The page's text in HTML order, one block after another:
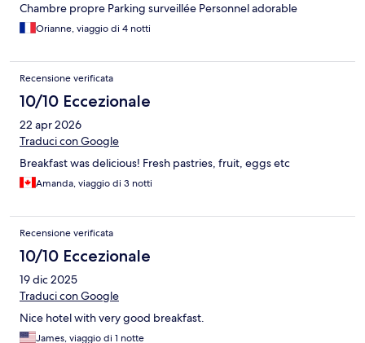
Chambre propre Parking surveillée Personnel adorable
Orianne, viaggio di 4 notti
Recensione verificata
10/10 Eccezionale
22 apr 2026
Traduci con Google
Breakfast was delicious! Fresh pastries, fruit, eggs etc
Amanda, viaggio di 3 notti
Recensione verificata
10/10 Eccezionale
19 dic 2025
Traduci con Google
Nice hotel with very good breakfast.
James, viaggio di 1 notte